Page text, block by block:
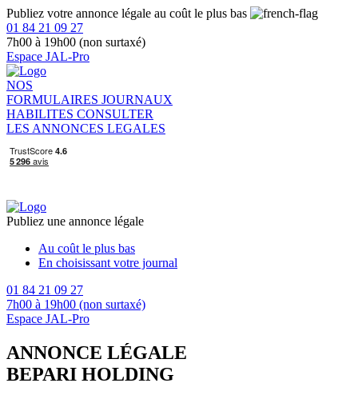
Publiez votre annonce légale au coût le plus bas
01 84 21 09 27
7h00 à 19h00 (non surtaxé)
Espace JAL-Pro
NOS
FORMULAIRES JOURNAUX
HABILITES CONSULTER
LES ANNONCES LEGALES
Publiez une annonce légale
Au coût le plus bas
En choisissant votre journal
01 84 21 09 27
7h00 à 19h00 (non surtaxé)
Espace JAL-Pro
ANNONCE LÉGALE
BEPARI HOLDING